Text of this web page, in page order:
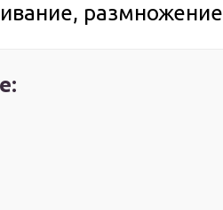
размножение